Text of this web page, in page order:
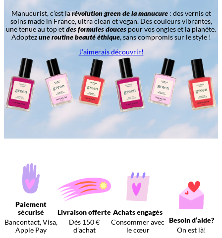
Manucurist, c’est larévolution green de la manucure: des vernis et
soins made in France, ultra clean et vegan. Des couleurs vibrantes,
une tenue au top etdes formules douces pour vos ongles et la planète.
Adoptezune routine beauté éthique, sans compromis sur le style !
J’aimerais découvrir!
Paiement
sécurisé
Bancontact, Visa,
Apple Pay
Livraison offerte
Dès 150 €
d’achat
Achats engagés
Consommer avec
le cœur
Besoin d’aide?
On est là!